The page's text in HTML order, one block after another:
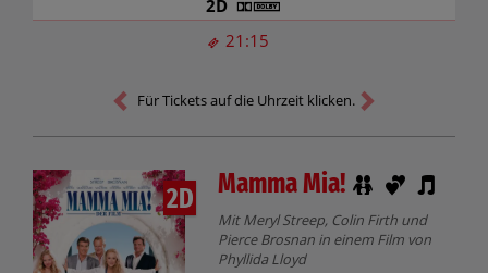
21:15
2D
Für Tickets auf die Uhrzeit klicken.
2D Mamma Mia!
Mit Meryl Streep, Colin Firth und
Pierce Brosnan in einem Film von
Phyllida Lloyd